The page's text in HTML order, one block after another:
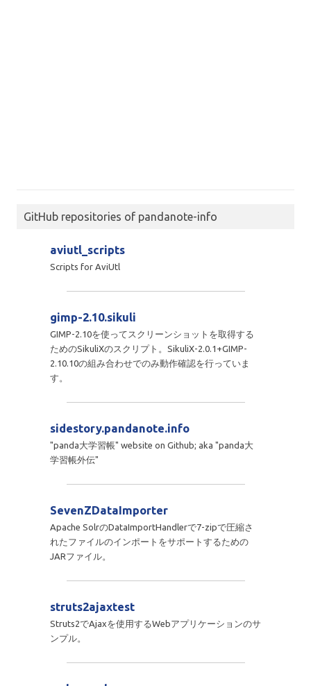
GitHub repositories of pandanote-info
aviutl_scripts
Scripts for AviUtl
gimp-2.10.sikuli
GIMP-2.10を使ってスクリーンショットを取得する
ためのSikuliXのスクリプト。SikuliX-2.0.1+GIMP-
2.10.10の組み合わせでのみ動作確認を行っていま
す。
sidestory.pandanote.info
"panda大学習帳" website on Github; aka "panda大
学習帳外伝"
SevenZDataImporter
Apache SolrのDataImportHandlerで7-zipで圧縮さ
れたファイルのインポートをサポートするための
JARファイル。
struts2ajaxtest
Struts2でAjaxを使用するWebアプリケーションのサ
ンプル。